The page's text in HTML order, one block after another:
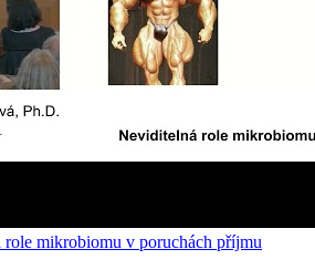
role mikrobiomu v poruchách příjmu